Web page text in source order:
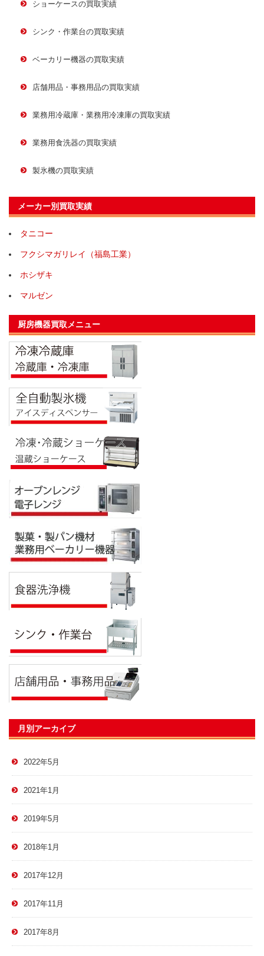
ショーケースの買取実績
シンク・作業台の買取実績
ベーカリー機器の買取実績
店舗用品・事務用品の買取実績
業務用冷蔵庫・業務用冷凍庫の買取実績
業務用食洗器の買取実績
製氷機の買取実績
メーカー別買取実績
タニコー
フクシマガリレイ（福島工業）
ホシザキ
マルゼン
厨房機器買取メニュー
月別アーカイブ
2022年5月
2021年1月
2019年5月
2018年1月
2017年12月
2017年11月
2017年8月